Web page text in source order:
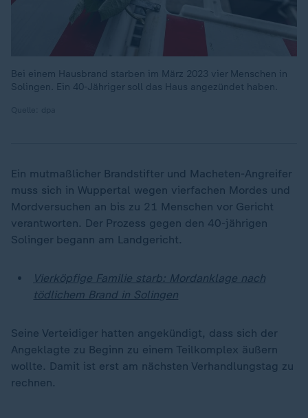
Bei einem Hausbrand starben im März 2023 vier Menschen in
Solingen. Ein 40-Jähriger soll das Haus angezündet haben.
Ein mutmaßlicher Brandstifter und Macheten-Angreifer
muss sich in Wuppertal wegen vierfachen Mordes und
Mordversuchen an bis zu 21 Menschen vor Gericht
verantworten. Der Prozess gegen den 40-jährigen
Solinger begann am Landgericht.
Vierköpfige Familie starb: Mordanklage nach
tödlichem Brand in Solingen
Seine Verteidiger hatten angekündigt, dass sich der
Angeklagte zu Beginn zu einem Teilkomplex äußern
wollte. Damit ist erst am nächsten Verhandlungstag zu
rechnen.